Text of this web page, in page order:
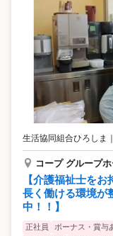
生活協同組合ひろしま ｜
コープ グループ
【介護福祉士を
長く働ける環境
中！！】
正社員 ボーナス・賞与